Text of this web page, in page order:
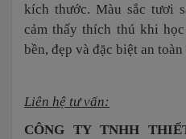
kích thước. Màu sắc tươi
cảm thấy thích thú khi
bền, đẹp và đặc biệt an toàn
Liên hệ tư vấn:
CÔNG TY TNHH